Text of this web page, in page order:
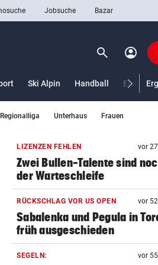
Jobsuche Bazar
search Suchen
account_circle
Ski Alpin Handball
Regionalliga Unterhaus Frauen
LIZENZEN FEHLEN vor
Zwei Bullen-Talente sind
der Warteschleife
RÜCKSCHLAG VOR US OPEN vor
Sabalenka und Pegula in
früh ausgeschieden
SEGELN: vor